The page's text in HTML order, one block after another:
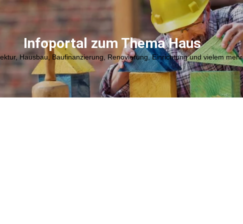
Infoportal zum Thema Haus
Hausbau, Baufinanzierung, Renovierung, Einrichtung und vielem mehr